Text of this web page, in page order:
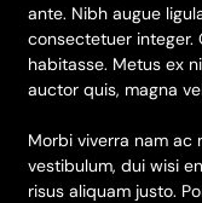
ante. Nibh augue
consectetuer
habitasse. Metus ex
auctor quis, magna
Morbi viverra nam ac
vestibulum, dui wisi
risus aliquam justo.